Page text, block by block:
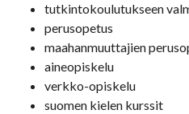
tutkintokoulutukseen
perusopetus
maahanmuuttajien
aineopiskelu
verkko-opiskelu
suomen kielen kurssit